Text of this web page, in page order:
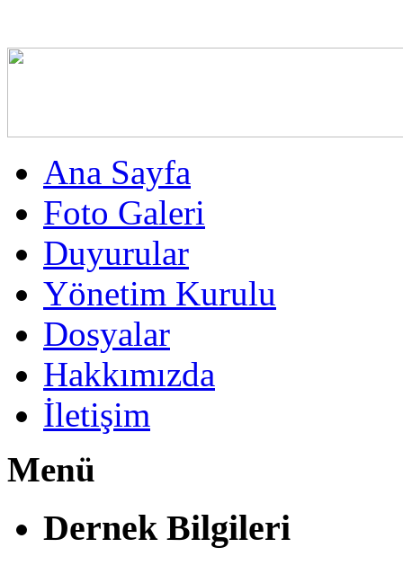
Ana Sayfa
Foto Galeri
Duyurular
Yönetim Kurulu
Dosyalar
Hakkımızda
İletişim
Menü
Dernek Bilgileri